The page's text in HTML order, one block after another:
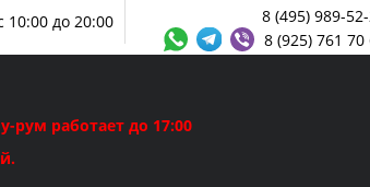
8 (495) 989-
8 (925) 761 70
10:00 до 20:00
рум работает до 17:00